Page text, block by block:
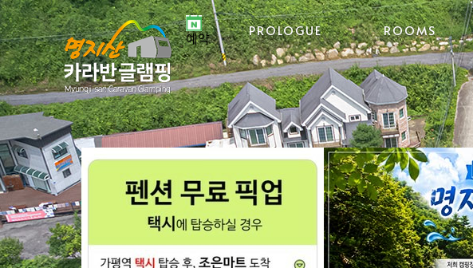
예약 PROLOGUE ROOMS
객실위치
카라반(HP-
760)
카라반(HP-
760UP)
카라반(로얄스
위트)
카라반(스위
트)
카라반(프리미
엄)
글램핑/고급형
카바나
글램핑/오페라
하우스
글램핑/스카이
락복층
미니카바나
펜션101호
펜션102호
펜션201호
펜션202호
펜션203호